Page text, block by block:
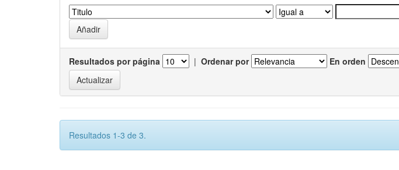
Resultados por página | Ordenar por En orden
Resultados 1-3 de 3.